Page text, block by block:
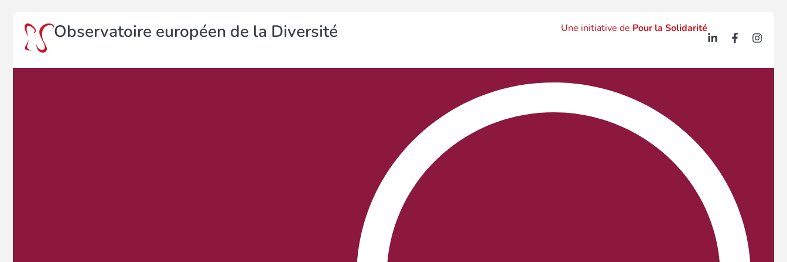
Observatoire européen de la Diversité Une initiative de Pour la Solidarité